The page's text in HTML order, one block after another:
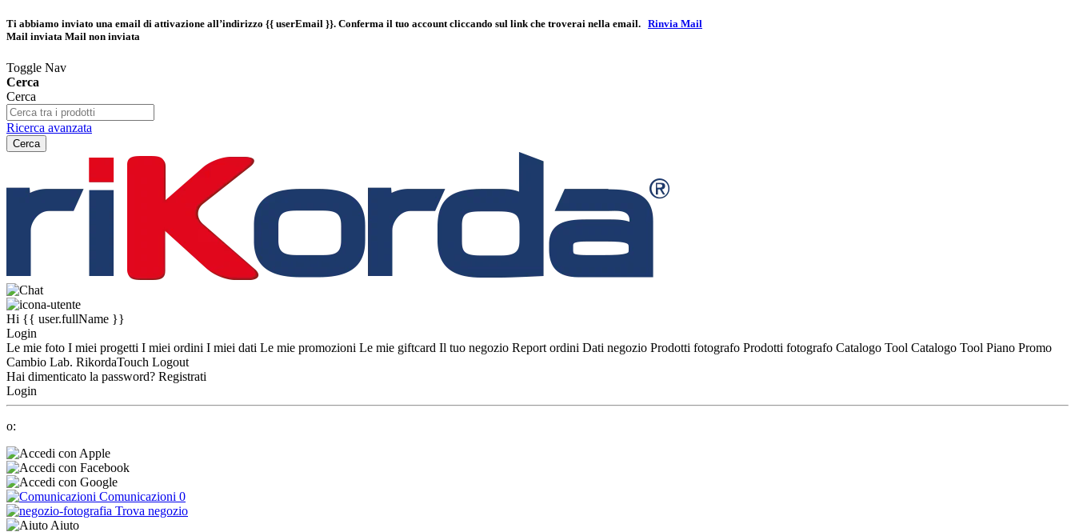
Ti abbiamo inviato una email di attivazione all’indirizzo {{ userEmail }}. Conferma il tuo account cliccando sul link che troverai nella email. Rinvia Mail
Mail inviata Mail non inviata
Toggle Nav
Cerca
Cerca
Ricerca avanzata
Cerca
Hi {{ user.fullName }}
Login
Le mie foto I miei progetti I miei ordini I miei dati Le mie promozioni Le mie giftcard Il tuo negozio Report ordini Dati negozio Prodotti fotografo Prodotti fotografo Catalogo Tool Catalogo Tool Piano Promo
Cambio Lab. RikordaTouch Logout
Hai dimenticato la password? Registrati
Login
o:
Comunicazioni 0
Trova negozio
Aiuto